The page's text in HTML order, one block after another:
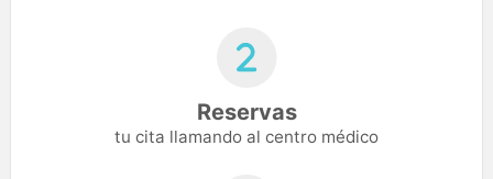
Reservas
tu cita llamando al centro médico